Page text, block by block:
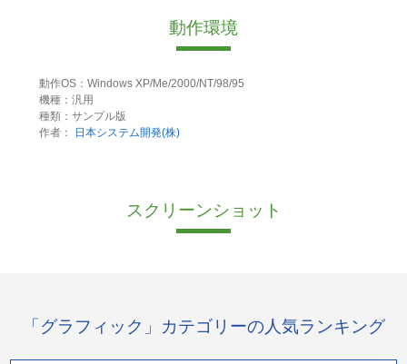
動作環境
動作OS：Windows XP/Me/2000/NT/98/95
機種：汎用
種類：サンプル版
作者：
日本システム開発(株)
スクリーンショット
「グラフィック」カテゴリーの人気ランキング